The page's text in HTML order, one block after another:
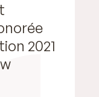
2021